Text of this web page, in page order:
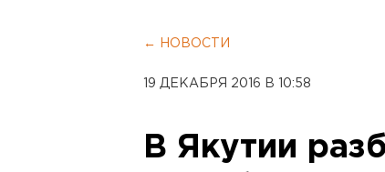
← НОВОСТИ
19 ДЕКАБРЯ 2016 В 10:58
В Якутии